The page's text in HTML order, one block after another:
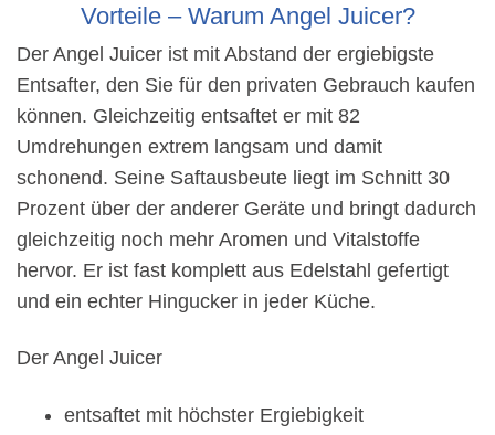
Vorteile – Warum Angel Juicer?
Der Angel Juicer ist mit Abstand der ergiebigste
Entsafter, den Sie für den privaten Gebrauch kaufen
können. Gleichzeitig entsaftet er mit 82
Umdrehungen extrem langsam und damit
schonend. Seine Saftausbeute liegt im Schnitt 30
Prozent über der anderer Geräte und bringt dadurch
gleichzeitig noch mehr Aromen und Vitalstoffe
hervor. Er ist fast komplett aus Edelstahl gefertigt
und ein echter Hingucker in jeder Küche.
Der Angel Juicer
entsaftet mit höchster Ergiebigkeit